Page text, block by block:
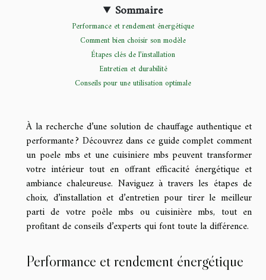
Sommaire
Performance et rendement énergétique
Comment bien choisir son modèle
Étapes clés de l’installation
Entretien et durabilité
Conseils pour une utilisation optimale
À la recherche d’une solution de chauffage authentique et
performante ? Découvrez dans ce guide complet comment
un poele mbs et une cuisiniere mbs peuvent transformer
votre intérieur tout en offrant efficacité énergétique et
ambiance chaleureuse. Naviguez à travers les étapes de
choix, d’installation et d’entretien pour tirer le meilleur
parti de votre poêle mbs ou cuisinière mbs, tout en
profitant de conseils d’experts qui font toute la différence.
Performance et rendement énergétique